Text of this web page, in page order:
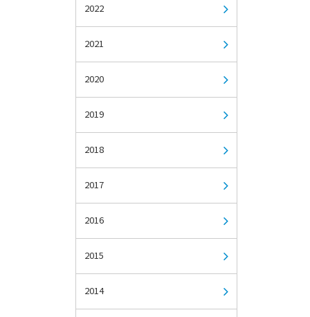
2022
2021
2020
2019
2018
2017
2016
2015
2014